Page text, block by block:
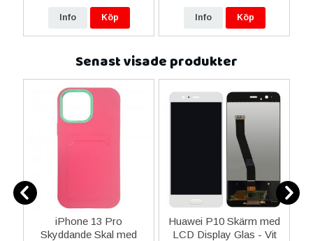
Info Köp Info Köp
Senast visade produkter
iPhone 13 Pro
Skyddande Skal med
Huawei P10 Skärm med
LCD Display Glas - Vit